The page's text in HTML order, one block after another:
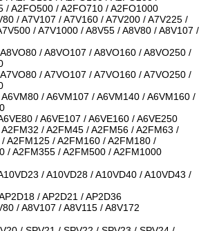
/ A2FO500 / A2FO710 / A2FO1000
/ A7V107 / A7V160 / A7V200 / A7V225 /
/ A7V1000 / A8V55 / A8V80 / A8V107 /
/ A8VO107 / A8VO160 / A8VO250 /
/ A7VO107 / A7VO160 / A7VO250 /
/ A6VM107 / A6VM140 / A6VM160 /
/ A6VE107 / A6VE160 / A6VE250
/ A2FM45 / A2FM56 / A2FM63 /
A2FM125 / A2FM160 / A2FM180 /
/ A2FM355 / A2FM500 / A2FM1000
/ A10VD28 / A10VD40 / A10VD43 /
/ AP2D21 / AP2D36
/ A8V107 / A8V115 / A8V172